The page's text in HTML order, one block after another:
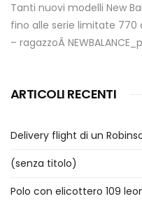
Tanti nuovi modelli New
fino alle serie limitate 770
– ragazzoÂ
ARTICOLI RECENTI
Delivery flight di un
(senza titolo)
Polo con elicottero 109